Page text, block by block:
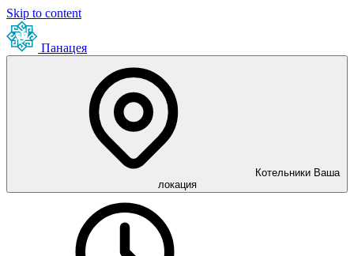
Skip to content
Панацея
Котельники Ваша
локация